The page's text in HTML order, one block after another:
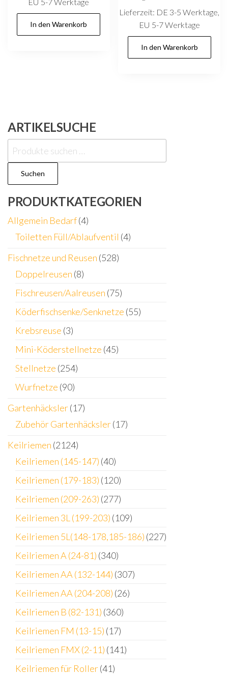
EU 5-7 Werktage
In den Warenkorb
Lieferzeit: DE 3-5 Werktage,
EU 5-7 Werktage
In den Warenkorb
ARTIKELSUCHE
Suchen
nach:
Suchen
PRODUKTKATEGORIEN
Allgemein Bedarf(4)
Toiletten Füll/Ablaufventil (4)
Fischnetze und Reusen (528)
Doppelreusen (8)
Fischreusen/Aalreusen (75)
Köderfischsenke/Senknetze (55)
Krebsreuse (3)
Mini-Köderstellnetze (45)
Stellnetze (254)
Wurfnetze (90)
Gartenhäcksler(17)
Zubehör Gartenhäcksler(17)
Keilriemen (2124)
Keilriemen (145-147) (40)
Keilriemen (179-183) (120)
Keilriemen (209-263) (277)
Keilriemen 3L (199-203) (109)
Keilriemen 5L(148-178,185-186) (227)
Keilriemen A (24-81) (340)
Keilriemen AA (132-144) (307)
Keilriemen AA (204-208) (26)
Keilriemen B (82-131) (360)
Keilriemen FM (13-15) (17)
Keilriemen FMX (2-11) (141)
Keilriemen für Roller(41)